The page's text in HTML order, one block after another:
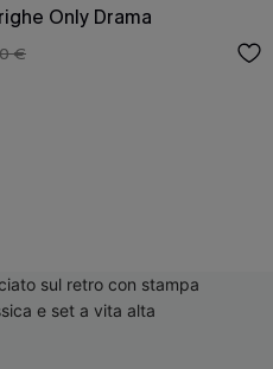
Only Drama
€